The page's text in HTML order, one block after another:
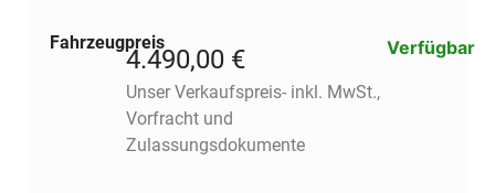
Fahrzeugpreis
4.490,00 €
Unser Verkaufspreis- inkl. MwSt.,
Vorfracht und
Zulassungsdokumente
Verfügbar